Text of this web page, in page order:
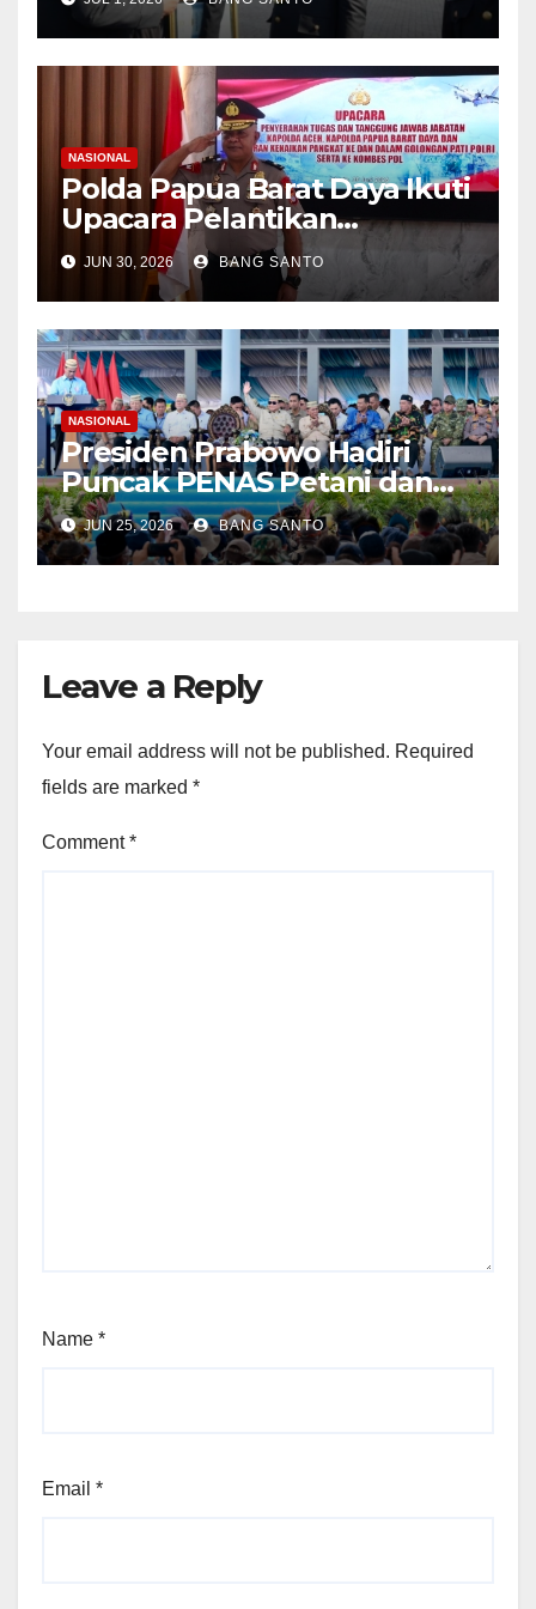
Bhayangkara ke-80
PolriDaerahPeristiwa
NASIONAL
Polda Papua Barat Daya Ikuti
Upacara Pelantikan
Kenaikan Pangkat Lewat
Virtual, Kombes Pol. Semmy
Ronny Thabaa Resmi
Sandang Pangkat Brigadir
Jenderal
JUN 30, 2026 BANG SANTO
NASIONAL
Presiden Prabowo Hadiri
Puncak PENAS Petani dan
Nelayan XVII Tahun 2026 di
Gorontalo
JUN 25, 2026 BANG SANTO
Leave a Reply
Your email address will not be published. Required
fields are marked *
Comment*
Name *
Email *